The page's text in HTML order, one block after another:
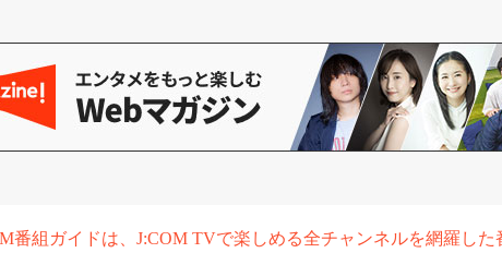
番組ガイドは、J:COM TVで楽しめる全チャンネルを網羅した